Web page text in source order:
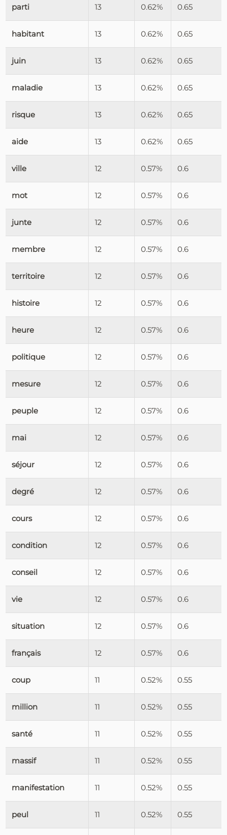
parti 13 0.62% 0.65
habitant 13 0.62% 0.65
juin 13 0.62% 0.65
maladie 13 0.62% 0.65
risque 13 0.62% 0.65
aide 13 0.62% 0.65
ville 12 0.57% 0.6
mot 12 0.57% 0.6
junte 12 0.57% 0.6
membre 12 0.57% 0.6
territoire 12 0.57% 0.6
histoire 12 0.57% 0.6
heure 12 0.57% 0.6
politique 12 0.57% 0.6
mesure 12 0.57% 0.6
peuple 12 0.57% 0.6
mai 12 0.57% 0.6
séjour 12 0.57% 0.6
degré 12 0.57% 0.6
cours 12 0.57% 0.6
condition 12 0.57% 0.6
conseil 12 0.57% 0.6
vie 12 0.57% 0.6
situation 12 0.57% 0.6
français 12 0.57% 0.6
coup 11 0.52% 0.55
million 11 0.52% 0.55
santé 11 0.52% 0.55
massif 11 0.52% 0.55
manifestation 11 0.52% 0.55
peul 11 0.52% 0.55